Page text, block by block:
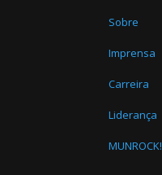
Sobre
Imprensa
Carreira
Liderança
MUNROCK!